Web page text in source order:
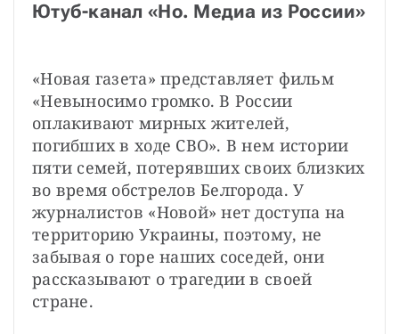
Ютуб-канал «Но. Медиа из России»
«Новая газета» представляет фильм
«Невыносимо громко. В России
оплакивают мирных жителей,
погибших в ходе СВО». В нем истории
пяти семей, потерявших своих близких
во время обстрелов Белгорода. У
журналистов «Новой» нет доступа на
территорию Украины, поэтому, не
забывая о горе наших соседей, они
рассказывают о трагедии в своей
стране.